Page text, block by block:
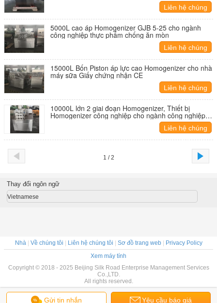
Liên hệ chúng
tôi
5000L cao áp Homogenizer GJB 5-25 cho ngành
công nghiệp thực phẩm chống ăn mòn
Liên hệ chúng
tôi
15000L Bốn Piston áp lực cao Homogenizer cho nhà
máy sữa Giấy chứng nhận CE
Liên hệ chúng
tôi
10000L lớn 2 giai đoạn Homogenizer, Thiết bị
Homogenizer công nghiệp cho ngành công nghiệp
Liên hệ chúng
tôi
1 / 2
Gửi tin nhắn Yêu cầu báo giá
Thay đổi ngôn ngữ
Vietnamese
Nhà| Về chúng tôi Liên hệ chúng tôi Sơ đồ trang web|
Privacy Policy
Xem máy tính
Copyright © 2018 - 2025 Beijing Silk Road Enterprise Management Services
Co.,LTD.
All rights reserved.